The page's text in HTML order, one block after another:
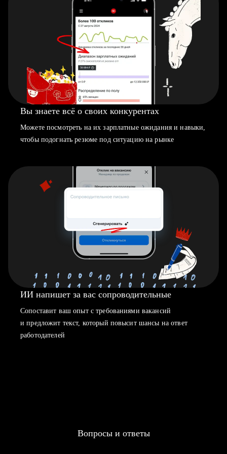
Вы знаете всё о своих конкурентах
Можете посмотреть на их зарплатные ожидания и навыки,
чтобы подогнать резюме под ситуацию на рынке
ИИ напишет за вас сопроводительные
Сопоставит ваш опыт с требованиями вакансий
и предложит текст, который повысит шансы на ответ
работодателей
Вопросы и ответы